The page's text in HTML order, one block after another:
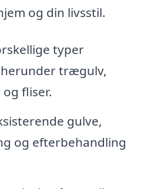
og din livsstil.
typer
trægulv,
fliser.
gulve,
og efterbehandling